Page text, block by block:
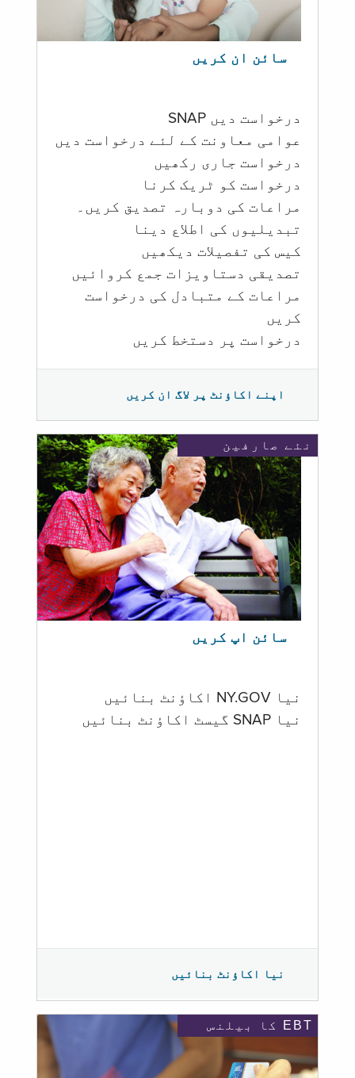
سائن ان کریں
درخواست دیں SNAP
عوامی معاونت کے لئے درخواست دیں
درخواست جاری رکھیں
درخواست کو ٹریک کرنا
مراعات کی دوبارہ تصدیق کریں۔
تبدیلیوں کی اطلاع دینا
کیس کی تفصیلات دیکھیں
تصدیقی دستاویزات جمع کروائیں
مراعات کے متبادل کی درخواست
کریں
درخواست پر دستخط کریں
اپنے اکاؤنٹ پر لاگ ان کریں
نئے صارفین
سائن اپ کریں
نیا NY.GOV اکاؤنٹ بنائیں
نیا SNAP گیسٹ اکاؤنٹ بنائیں
نیا اکاؤنٹ بنائیں
EBT کا بیلنس